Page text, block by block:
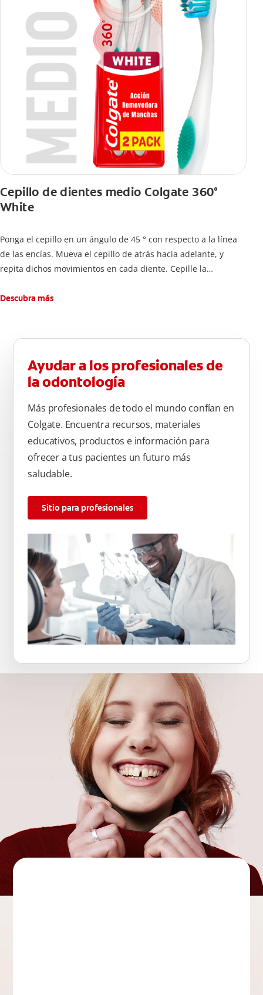
Cepillo de dientes medio Colgate 360°
White
Ponga el cepillo en un ángulo de 45 ° con respecto a la línea
de las encías. Mueva el cepillo de atrás hacia adelante, y
repita dichos movimientos en cada diente. Cepille la
atrás hacia adelante. Cepille la superficie masticatoria (parte
atrás, arriba y abajo, en la parte superior e inferior. No se
olvide de cepillar la lengua para quitar el mal olor causado
por las bacterias.
Descubra más
Ayudar a los profesionales de
la odontología
Más profesionales de todo el mundo confían en
Colgate. Encuentra recursos, materiales
educativos, productos e información para
ofrecer a tus pacientes un futuro más
saludable.
Sitio para profesionales